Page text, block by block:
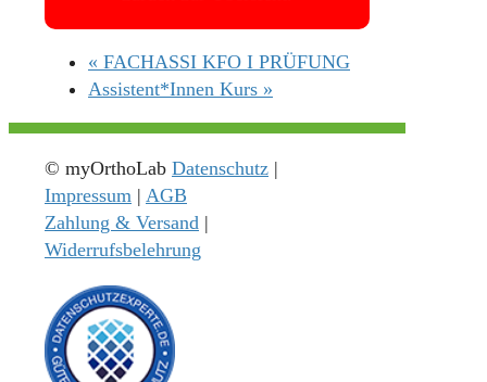
« FACHASSI KFO I PRÜFUNG
Assistent*Innen Kurs »
© myOrthoLab Datenschutz |
Impressum | AGB
Zahlung & Versand |
Widerrufsbelehrung